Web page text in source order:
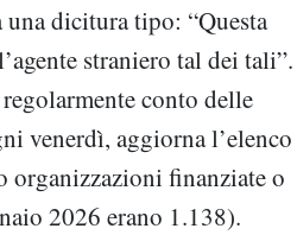
dicitura tipo: “Questa
straniero tal dei tali”.
conto delle
venerdì, aggiorna l’elenco
organizzazioni finanziate o
2026 erano 1.138).